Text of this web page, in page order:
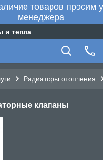
товаров просим
менеджера
и тепла
Радиаторы отопления
клапаны